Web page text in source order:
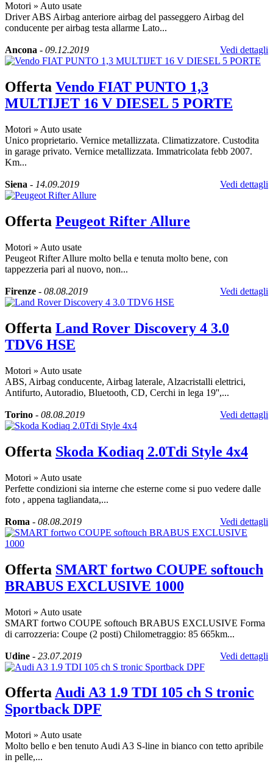
Motori » Auto usate
Driver ABS Airbag anteriore airbag del passeggero Airbag del
conducente per airbag testa allarme Lato...
Ancona - 09.12.2019 Vedi dettagli
Offerta Vendo FIAT PUNTO 1,3
MULTIJET 16 V DIESEL 5 PORTE
Motori » Auto usate
Unico proprietario. Vernice metallizzata. Climatizzatore. Custodita
in garage privato. Vernice metallizzata. Immatricolata febb 2007.
Km...
Siena - 14.09.2019 Vedi dettagli
Offerta Peugeot Rifter Allure
Motori » Auto usate
Peugeot Rifter Allure molto bella e tenuta molto bene, con
tappezzeria pari al nuovo, non...
Firenze - 08.08.2019 Vedi dettagli
Offerta Land Rover Discovery 4 3.0
TDV6 HSE
Motori » Auto usate
ABS, Airbag conducente, Airbag laterale, Alzacristalli elettrici,
Antifurto, Autoradio, Bluetooth, CD, Cerchi in lega 19'',...
Torino - 08.08.2019 Vedi dettagli
Offerta Skoda Kodiaq 2.0Tdi Style 4x4
Motori » Auto usate
Perfette condizioni sia interne che esterne come si puo vedere dalle
foto , appena tagliandata,...
Roma - 08.08.2019 Vedi dettagli
Offerta SMART fortwo COUPE softouch
BRABUS EXCLUSIVE 1000
Motori » Auto usate
SMART fortwo COUPE softouch BRABUS EXCLUSIVE Forma
di carrozzeria: Coupe (2 posti) Chilometraggio: 85 665km...
Udine - 23.07.2019 Vedi dettagli
OffertaAudi A3 1.9 TDI 105 ch S tronic
Sportback DPF
Motori » Auto usate
Molto bello e ben tenuto Audi A3 S-line in bianco con tetto apribile
in pelle,...